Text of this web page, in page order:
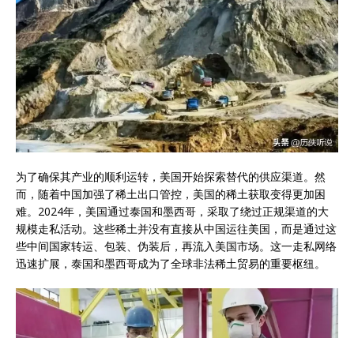
为了确保其产业的顺利运转，美国开始探索替代的供应渠道。然
而，随着中国加强了稀土出口管控，美国的稀土获取变得更加困
难。2024年，美国通过泰国和墨西哥，采取了绕过正规渠道的大
规模走私活动。这些稀土并没有直接从中国运往美国，而是通过这
些中间国家转运、包装、伪装后，再流入美国市场。这一走私网络
迅速扩展，泰国和墨西哥成为了全球非法稀土贸易的重要枢纽。